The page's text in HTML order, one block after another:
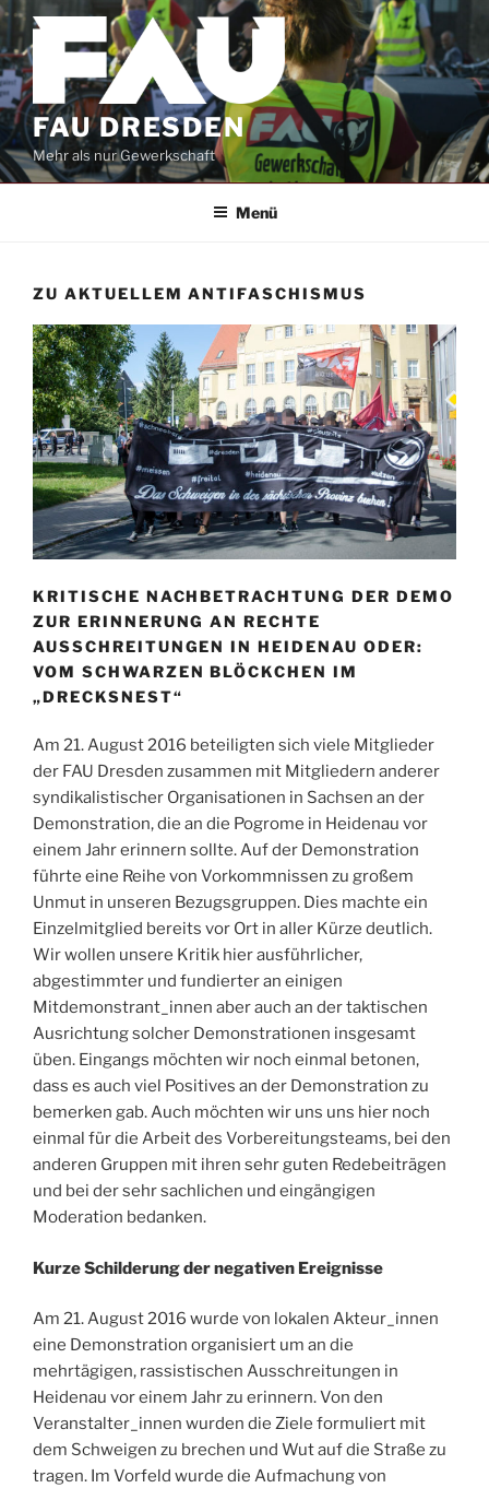
Zum
Inhalt
springen
FAU DRESDEN
Mehr als nur Gewerkschaft
Menü
ZU AKTUELLEM ANTIFASCHISMUS
KRITISCHE NACHBETRACHTUNG DER DEMO
ZUR ERINNERUNG AN RECHTE
AUSSCHREITUNGEN IN HEIDENAU ODER:
VOM SCHWARZEN BLÖCKCHEN IM
„DRECKSNEST“
Am 21. August 2016 beteiligten sich viele Mitglieder
der FAU Dresden zusammen mit Mitgliedern anderer
syndikalistischer Organisationen in Sachsen an der
Demonstration, die an die Pogrome in Heidenau vor
einem Jahr erinnern sollte. Auf der Demonstration
führte eine Reihe von Vorkommnissen zu großem
Unmut in unseren Bezugsgruppen. Dies machte ein
Einzelmitglied bereits vor Ort in aller Kürze deutlich.
Wir wollen unsere Kritik hier ausführlicher,
abgestimmter und fundierter an einigen
Mitdemonstrant_innen aber auch an der taktischen
Ausrichtung solcher Demonstrationen insgesamt
üben. Eingangs möchten wir noch einmal betonen,
dass es auch viel Positives an der Demonstration zu
bemerken gab. Auch möchten wir uns uns hier noch
einmal für die Arbeit des Vorbereitungsteams, bei den
anderen Gruppen mit ihren sehr guten Redebeiträgen
und bei der sehr sachlichen und eingängigen
Moderation bedanken.
Kurze Schilderung der negativen Ereignisse
Am 21. August 2016 wurde von lokalen Akteur_innen
eine Demonstration organisiert um an die
mehrtägigen, rassistischen Ausschreitungen in
Heidenau vor einem Jahr zu erinnern. Von den
Veranstalter_innen wurden die Ziele formuliert mit
dem Schweigen zu brechen und Wut auf die Straße zu
tragen. Im Vorfeld wurde die Aufmachung von